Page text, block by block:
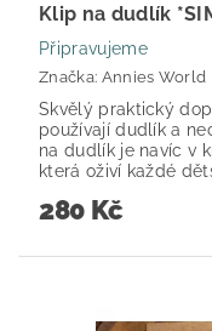
Klip na dudlík
Připravujeme
Značka: Annies World
Skvělý praktický
používají dudlík a
na dudlík je navíc v
která oživí každé
280 Kč